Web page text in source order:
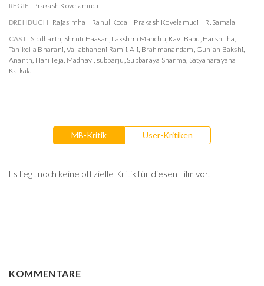
REGIE Prakash Kovelamudi
DREHBUCH Rajasimha Rahul Koda Prakash Kovelamudi
R. Samala
CAST Siddharth, Shruti Haasan, Lakshmi Manchu, Ravi Babu, Harshitha,
Tanikella Bharani, Vallabhaneni Ramji,Ali, Brahmanandam, Gunjan Bakshi,
Ananth, Hari Teja, Madhavi, subbarju, Subbaraya Sharma, Satyanarayana
Kaikala
MB-Kritik User-Kritiken
Es liegt noch keine offizielle Kritik für diesen Film vor.
KOMMENTARE